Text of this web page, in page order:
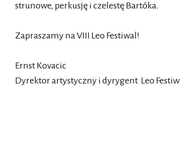
strunowe, perkusję i czelestę Bartóka.
Zapraszamy na VIII Leo Festiwal!
Ernst Kovacic
Dyrektor artystyczny i dyrygent Leo